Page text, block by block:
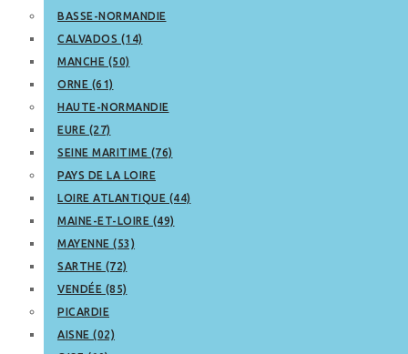
BASSE-NORMANDIE
CALVADOS (14)
MANCHE (50)
ORNE (61)
HAUTE-NORMANDIE
EURE (27)
SEINE MARITIME (76)
PAYS DE LA LOIRE
LOIRE ATLANTIQUE (44)
MAINE-ET-LOIRE (49)
MAYENNE (53)
SARTHE (72)
VENDÉE (85)
PICARDIE
AISNE (02)